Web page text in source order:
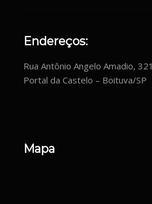
Endereços:
Rua Antônio Angelo Amadio, 321
Portal da Castelo – Boituva/SP
Mapa